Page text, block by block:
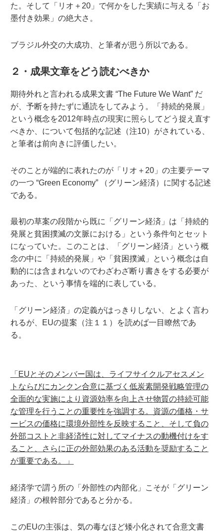
た。そして「リオ＋20」で何かをした実績に与える「お
墨付き効果」の絶大さ。
ブラジル外交の大成功、と筆者が思う所以である。
２・成果文章をどう読むべきか
期待外れと言われる成果文書 “The Future We Want” だ
が、予断を持たずに通読をしてみよう。「持続的発展」
という概念を2012年時点の現実に照らしてどう捉え直す
べきか、について包括的な記述（注10）がされている、
と筆者は前向きに評価したい。
そのことが端的に表れたのが「リオ＋20」の主要テーマ
の一つ “Green Economy” （グリーン経済）に関する記述
である。
最初の草案の段階から既に「グリーン経済」は「持続的
発展と貧困撲滅の文脈における」という条件句とセット
になっていた。このことは、「グリーン経済」という概
念の中に「持続的発展」や「貧困撲滅」という概念は自
動的には含まれないのでわざわざ断り書きをする必要が
あった、という事情を端的に表している。
「グリーン経済」の定義がはっきりしない、とよく言わ
れるが、EUの提案（注１１）を読めば一目瞭然であ
る。
「EUとそのメンバー国は、ライフサイクルアセスメン
トならびにカンクン合意に基づく低炭素開発戦略管理の
全面的な実施により資源効率を向上させ物質の持続可能
な管理を行うことの重要性を強調する。資源の価格・サ
ービスの価格に環境外部性を反映すること、そして負の
外部コストと非経済性に対してマイナスの動機付けをす
ること、さらに正の外部効果のある活動を奨励すること
が重要である。」
経済学で謂う所の「外部性の内部化」こそが「グリーン
経済」の根幹部分であると分かる。
このEUの主張は、気の毒なほど矮小化されて合意文書